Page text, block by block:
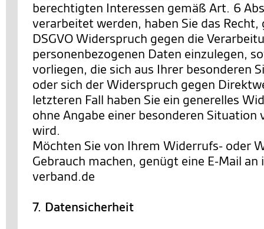
berechtigten Interessen gemäß Art. 6
verarbeitet werden, haben Sie das Recht,
DSGVO Widerspruch gegen die
personenbezogenen Daten einzulegen,
vorliegen, die sich aus Ihrer besonderen
oder sich der Widerspruch gegen
letzteren Fall haben Sie ein generelles
ohne Angabe einer besonderen Situation
wird.
Möchten Sie von Ihrem Widerrufs- oder
Gebrauch machen, genügt eine E-Mail an
verband.de
7. Datensicherheit